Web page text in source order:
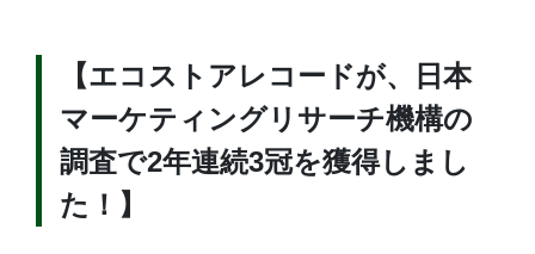
【エコストアレコードが、日本
マーケティングリサーチ機構の
調査で2年連続3冠を獲得しまし
た！】